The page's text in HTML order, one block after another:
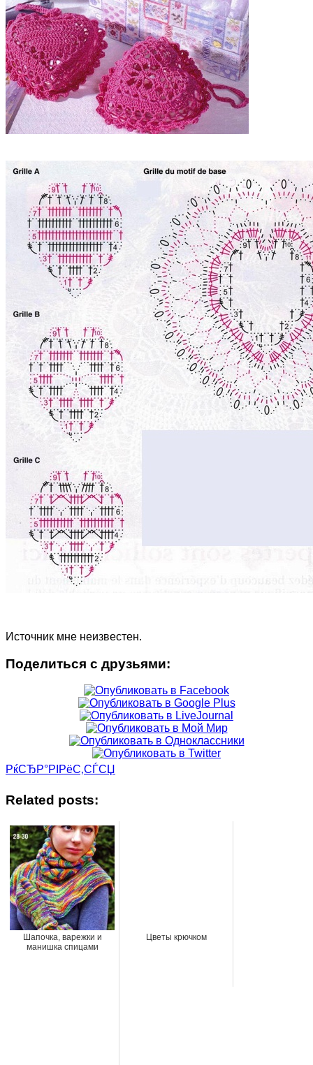
Источник мне неизвестен.
Поделиться с друзьями:
РќСЂР°РІРёС‚СЃСЏ
Related posts:
Шапочка, варежки и
манишка спицами
Цветы крючком